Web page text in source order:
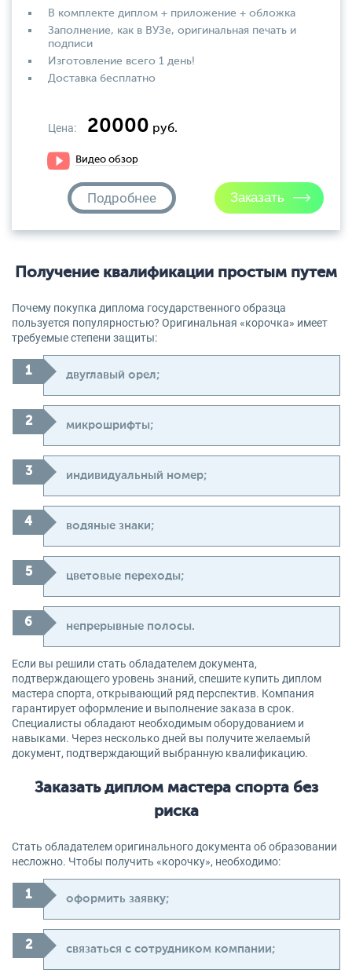
В комплекте диплом + приложение + обложка
Заполнение, как в ВУЗе, оригинальная печать и
подписи
Изготовление всего 1 день!
Доставка бесплатно
Цена: 20000 руб.
Видео обзор
Подробнее
Получение квалификации простым путем
Почему покупка диплома государственного образца
пользуется популярностью? Оригинальная «корочка» имеет
требуемые степени защиты:
двуглавый орел;
микрошрифты;
индивидуальный номер;
водяные знаки;
цветовые переходы;
непрерывные полосы.
Если вы решили стать обладателем документа,
подтверждающего уровень знаний, спешите купить диплом
мастера спорта, открывающий ряд перспектив. Компания
гарантирует оформление и выполнение заказа в срок.
Специалисты обладают необходимым оборудованием и
навыками. Через несколько дней вы получите желаемый
документ, подтверждающий выбранную квалификацию.
Заказать диплом мастера спорта без
риска
Стать обладателем оригинального документа об образовании
несложно. Чтобы получить «корочку», необходимо:
оформить заявку;
связаться с сотрудником компании;